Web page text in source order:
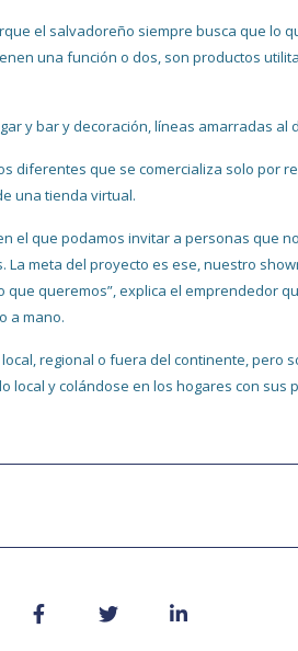
el salvadoreño siempre busca que lo
una función o dos, son productos
y bar y decoración, líneas amarradas al
diferentes que se comercializa solo por
una tienda virtual.
el que podamos invitar a personas que
meta del proyecto es ese, nuestro
queremos”, explica el emprendedor
a mano.
regional o fuera del continente, pero
local y colándose en los hogares con sus